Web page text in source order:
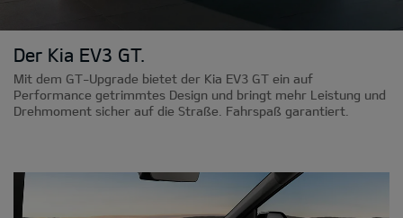
Der Kia EV3 GT.
Mit dem GT-Upgrade bietet der Kia EV3 GT ein auf
Performance getrimmtes Design und bringt mehr Leistung und
Drehmoment sicher auf die Straße. Fahrspaß garantiert.